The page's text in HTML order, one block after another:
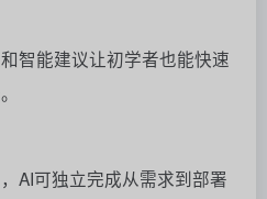
智能建议让初学者也能快速
AI可独立完成从需求到部署